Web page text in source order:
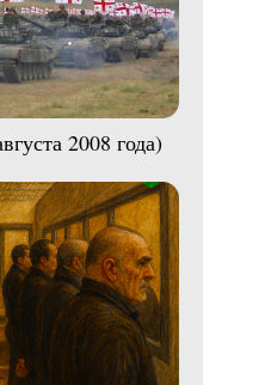
2008 года)